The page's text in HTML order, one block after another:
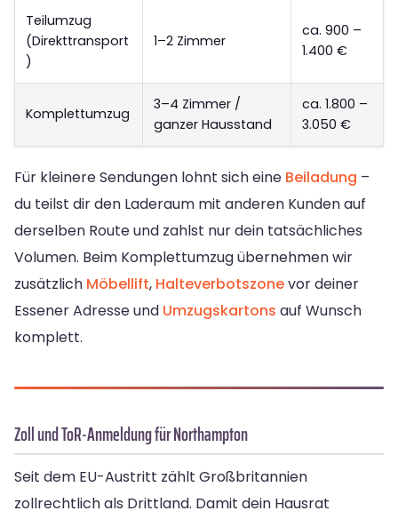
Teilumzug
(Direkttransport
)
1–2 Zimmer
ca. 900 –
1.400 €
Komplettumzug
3–4 Zimmer /
ganzer Hausstand
ca. 1.800 –
3.050 €
Für kleinere Sendungen lohnt sich eine Beiladung –
du teilst dir den Laderaum mit anderen Kunden auf
derselben Route und zahlst nur dein tatsächliches
Volumen. Beim Komplettumzug übernehmen wir
zusätzlich Möbellift, Halteverbotszonevor deiner
Essener Adresse und Umzugskartons auf Wunsch
komplett.
Zoll und ToR-Anmeldung für Northampton
Seit dem EU-Austritt zählt Großbritannien
zollrechtlich als Drittland. Damit dein Hausrat